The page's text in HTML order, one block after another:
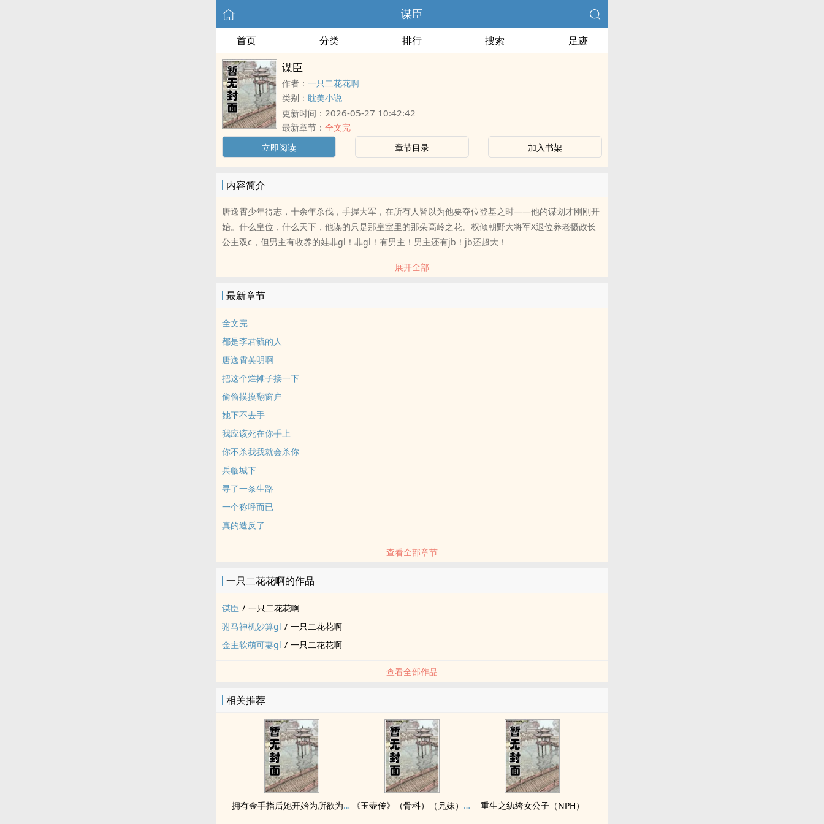
谋臣
首页 分类 排行 搜索 足迹
谋臣
作者： 一只二花花啊
类别： 耽美小说
更新时间： 2026-05-27 10:42:42
最新章节： 全文完
立即阅读
章节目录 加入书架
内容简介
唐逸霄少年得志，十余年杀伐，手握大军，在所有人皆以为他要夺位登基之时——他的谋划才刚刚开
始。什么皇位，什么天下，他谋的只是那皇室里的那朵高岭之花。权倾朝野大将军X退位养老摄政长
公主双c，但男主有收养的娃非gl！非gl！有男主！男主还有jb！jb还超大！
展开全部
最新章节
全文完
都是李君毓的人
唐逸霄英明啊
把这个烂摊子接一下
偷偷摸摸翻窗户
她下不去手
我应该死在你手上
你不杀我我就会杀你
兵临城下
寻了一条生路
一个称呼而已
真的造反了
查看全部章节
一只二花花啊的作品
谋臣 / 一只二花花啊
驸马神机妙算gl / 一只二花花啊
金主软萌可妻gl / 一只二花花啊
查看全部作品
相关推荐
拥有金手指后她开始为所欲为（nph） 《玉壶传》（骨科）（兄妹）（np） 重生之纨绔女公子（NPH）